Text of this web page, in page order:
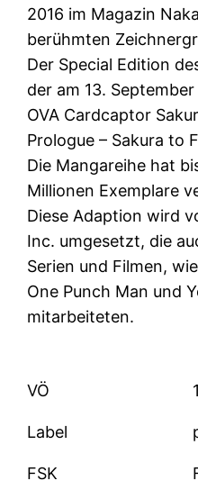
2016 im Magazin
berühmten
Der Special Edition
der am 13.
OVA Cardcaptor
Prologue – Sakura to
Die Mangareihe hat
Millionen Exemplare
Diese Adaption wird
Inc. umgesetzt, die
Serien und Filmen,
One Punch Man und
mitarbeiteten.
VÖ
Label
FSK